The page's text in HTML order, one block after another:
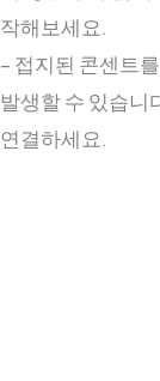
작해보세요.
– 접지된 콘센트
발생할 수 있습니
연결하세요.